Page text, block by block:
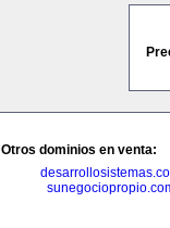
Otros dominios en venta: